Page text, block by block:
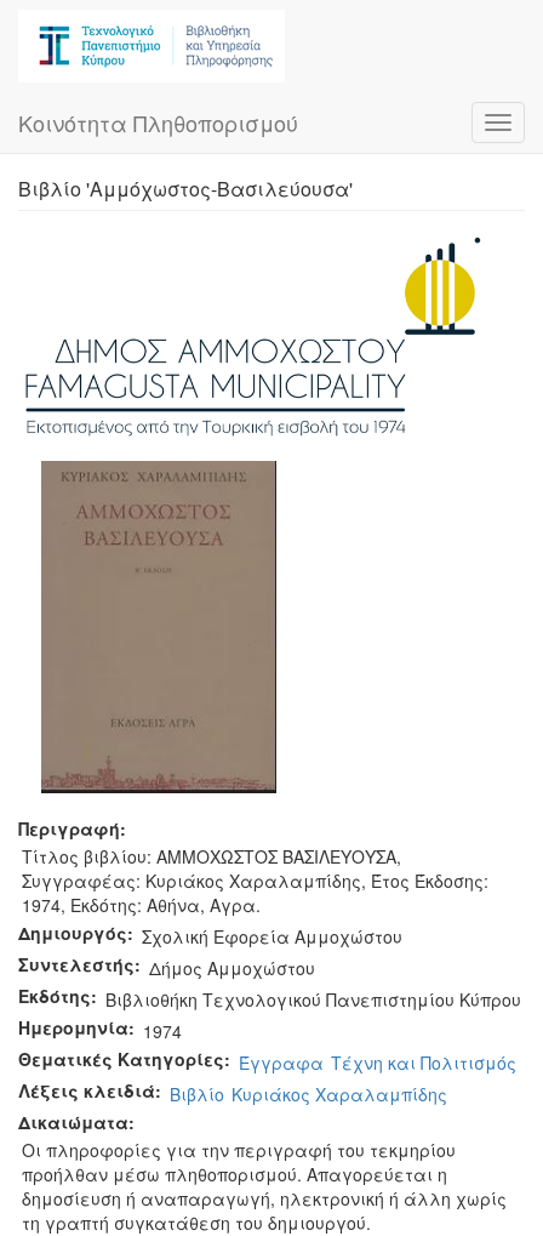
Κοινότητα Πληθοπορισμού
Βιβλίο 'Αμμόχωστος-Βασιλεύουσα'
Περιγραφή:
Τίτλος βιβλίου: ΑΜΜΟΧΩΣΤΟΣ ΒΑΣΙΛΕΥΟΥΣΑ,
Συγγραφέας: Κυριάκος Χαραλαμπίδης, Έτος Έκδοσης:
1974, Εκδότης: Αθήνα, Αγρα.
Δημιουργός: Σχολική Εφορεία Αμμοχώστου
Συντελεστής: Δήμος Αμμοχώστου
Εκδότης: Βιβλιοθήκη Τεχνολογικού Πανεπιστημίου Κύπρου
Ημερομηνία: 1974
Θεματικές Κατηγορίες: Έγγραφα Τέχνη και Πολιτισμός
Λέξεις κλειδιά: Βιβλίο Κυριάκος Χαραλαμπίδης
Δικαιώματα:
Οι πληροφορίες για την περιγραφή του τεκμηρίου
προήλθαν μέσω πληθοπορισμού. Απαγορεύεται η
δημοσίευση ή αναπαραγωγή, ηλεκτρονική ή άλλη χωρίς
τη γραπτή συγκατάθεση του δημιουργού.